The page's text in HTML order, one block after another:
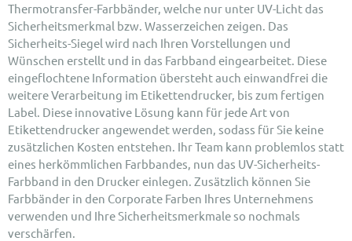
Thermotransfer-Farbbänder, welche nur unter UV-Licht das
Sicherheitsmerkmal bzw. Wasserzeichen zeigen. Das
Sicherheits-Siegel wird nach Ihren Vorstellungen und
Wünschen erstellt und in das Farbband eingearbeitet. Diese
eingeflochtene Information übersteht auch einwandfrei die
weitere Verarbeitung im Etikettendrucker, bis zum fertigen
Label. Diese innovative Lösung kann für jede Art von
Etikettendrucker angewendet werden, sodass für Sie keine
zusätzlichen Kosten entstehen. Ihr Team kann problemlos statt
eines herkömmlichen Farbbandes, nun das UV-Sicherheits-
Farbband in den Drucker einlegen. Zusätzlich können Sie
Farbbänder in den Corporate Farben Ihres Unternehmens
verwenden und Ihre Sicherheitsmerkmale so nochmals
verschärfen.